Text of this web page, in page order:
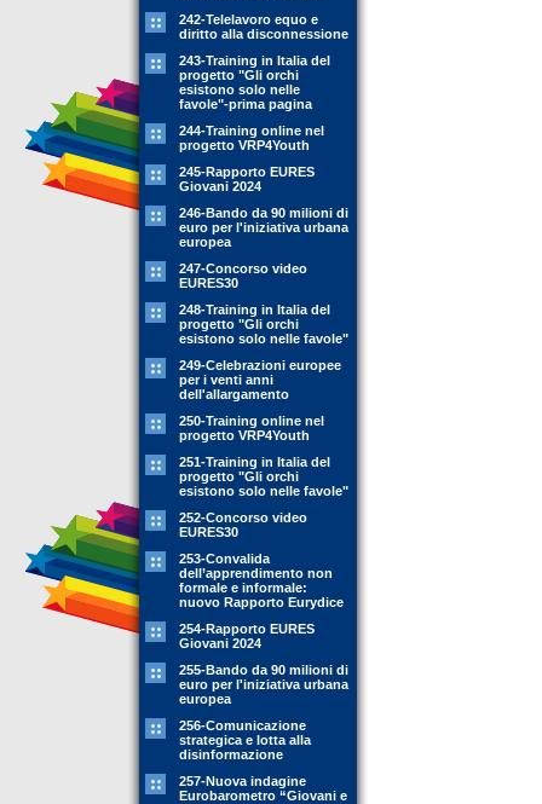
242-Telelavoro equo e
diritto alla disconnessione
243-Training in Italia del
progetto "Gli orchi
esistono solo nelle
favole"-prima pagina
244-Training online nel
progetto VRP4Youth
245-Rapporto EURES
Giovani 2024
246-Bando da 90 milioni di
euro per l'iniziativa urbana
europea
247-Concorso video
EURES30
248-Training in Italia del
progetto "Gli orchi
esistono solo nelle favole"
249-Celebrazioni europee
per i venti anni
dell'allargamento
250-Training online nel
progetto VRP4Youth
251-Training in Italia del
progetto "Gli orchi
esistono solo nelle favole"
252-Concorso video
EURES30
253-Convalida
dell’apprendimento non
formale e informale:
nuovo Rapporto Eurydice
254-Rapporto EURES
Giovani 2024
255-Bando da 90 milioni di
euro per l'iniziativa urbana
europea
256-Comunicazione
strategica e lotta alla
disinformazione
257-Nuova indagine
Eurobarometro “Giovani e